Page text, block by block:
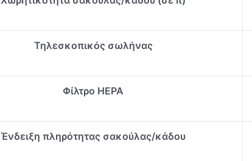
Τηλεσκοπικός σωλήνας
Φίλτρο ΗΕΡΑ
Ένδειξη πληρότητας σακούλας/κάδου